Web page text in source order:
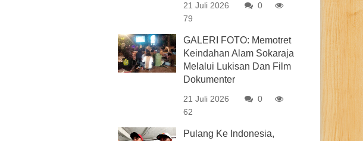
21 Juli 2026
0
79
GALERI FOTO: Memotret
Keindahan Alam Sokaraja
Melalui Lukisan Dan Film
Dokumenter
21 Juli 2026
0
62
Pulang Ke Indonesia,